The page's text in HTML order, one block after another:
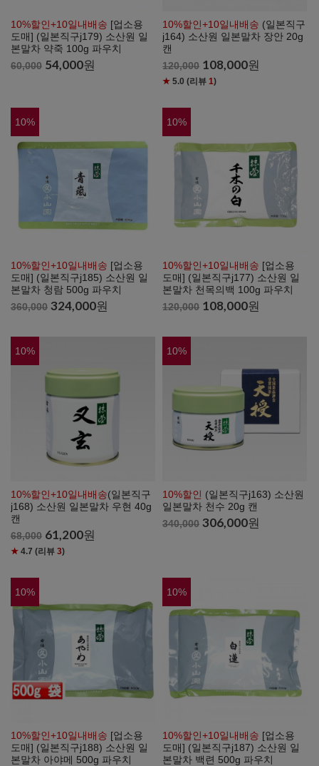
10%할인+10일내배송 [업소용
도매] (일본직구j179) 소산원 일
본말차 약죽 100g 파우치
60,000 54,000원
10%할인+10일내배송 (일본직구
j164) 소산원 일본말차 장안 20g
캔
120,000 108,000원
★ 5.0 (리뷰1)
10%
10%할인+10일내배송 [업소용
도매] (일본직구j185) 소산원 일
본말차 청람 500g 파우치
360,000 324,000원
10%
10%할인+10일내배송 [업소용
도매] (일본직구j177) 소산원 일
본말차 천목의백 100g 파우치
120,000 108,000원
10%
10%할인+10일내배송(일본직구
j168) 소산원 일본말차 우현 40g
캔
68,000 61,200원
★ 4.7 (리뷰 3)
10%
10%할인 (일본직구j163) 소산원
일본말차 천수 20g 캔
340,000 306,000원
10%
10%할인+10일내배송 [업소용
도매] (일본직구j188) 소산원 일
본말차 아야메 500g 파우치
10%
10%할인+10일내배송 [업소용
도매] (일본직구j187) 소산원 일
본말차 백련 500g 파우치